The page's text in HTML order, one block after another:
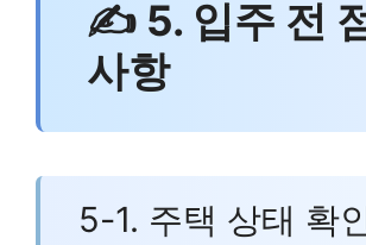
✍ 5. 입주 전
사항
5-1. 주택 상태 확